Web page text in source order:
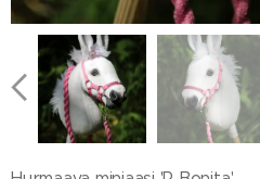
Size compared to